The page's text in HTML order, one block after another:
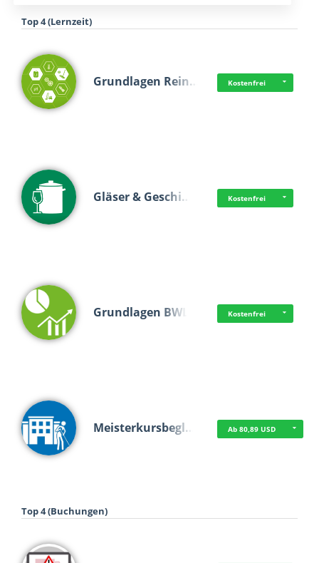
Top 4 (Lernzeit)
Grundlagen Rein… Kostenfrei
Gläser & Geschi… Kostenfrei
Grundlagen BWL Kostenfrei
Meisterkursbegl… Ab 80,89 USD
Top 4 (Buchungen)